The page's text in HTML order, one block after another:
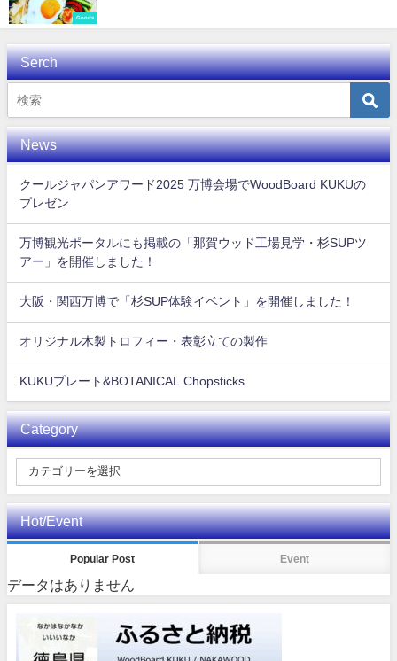
Goods
Serch
News
クールジャパンアワード2025 万博会場でWoodBoard KUKUの
プレゼン
万博観光ポータルにも掲載の「那賀ウッド工場見学・杉SUPツ
アー」を開催しました！
大阪・関西万博で「杉SUP体験イベント」を開催しました！
オリジナル木製トロフィー・表彰立ての製作
KUKUプレート&BOTANICAL Chopsticks
Category
Hot/Event
Popular Post Event
データはありません